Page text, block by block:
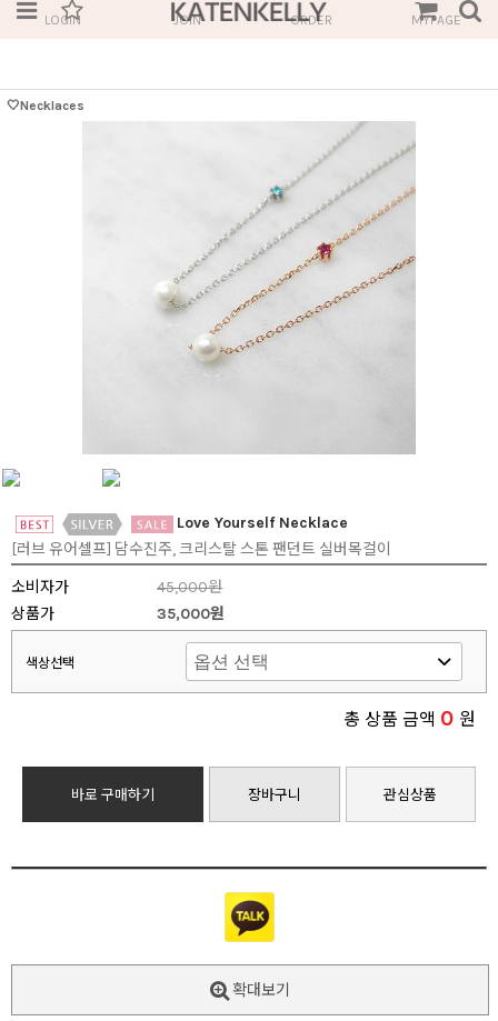
LOGIN JOIN ORDER MYPAGE
🤍Necklaces
Love Yourself Necklace
[러브 유어셀프] 담수진주, 크리스탈 스톤 팬던트 실버목걸이
소비자가
45,000원
상품가
35,000원
색상선택
총 상품 금액 0 원
바로 구매하기 장바구니 관심상품
확대보기